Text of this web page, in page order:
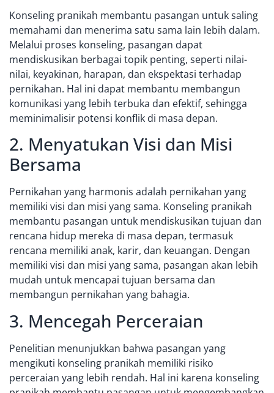
Konseling pranikah membantu pasangan untuk saling
memahami dan menerima satu sama lain lebih dalam.
Melalui proses konseling, pasangan dapat
mendiskusikan berbagai topik penting, seperti nilai-
nilai, keyakinan, harapan, dan ekspektasi terhadap
pernikahan. Hal ini dapat membantu membangun
komunikasi yang lebih terbuka dan efektif, sehingga
meminimalisir potensi konflik di masa depan.
2. Menyatukan Visi dan Misi
Bersama
Pernikahan yang harmonis adalah pernikahan yang
memiliki visi dan misi yang sama. Konseling pranikah
membantu pasangan untuk mendiskusikan tujuan dan
rencana hidup mereka di masa depan, termasuk
rencana memiliki anak, karir, dan keuangan. Dengan
memiliki visi dan misi yang sama, pasangan akan lebih
mudah untuk mencapai tujuan bersama dan
membangun pernikahan yang bahagia.
3. Mencegah Perceraian
Penelitian menunjukkan bahwa pasangan yang
mengikuti konseling pranikah memiliki risiko
perceraian yang lebih rendah. Hal ini karena konseling